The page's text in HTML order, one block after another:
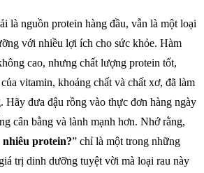
là nguồn protein hàng đầu, vẫn là một loại
với nhiều lợi ích cho sức khỏe. Hàm
cao, nhưng chất lượng protein tốt,
vitamin, khoáng chất và chất xơ, đã làm
Hãy đưa đậu rồng vào thực đơn hàng ngày
cân bằng và lành mạnh hơn. Nhớ rằng,
protein?” chỉ là một trong những
trị dinh dưỡng tuyệt vời mà loại rau này